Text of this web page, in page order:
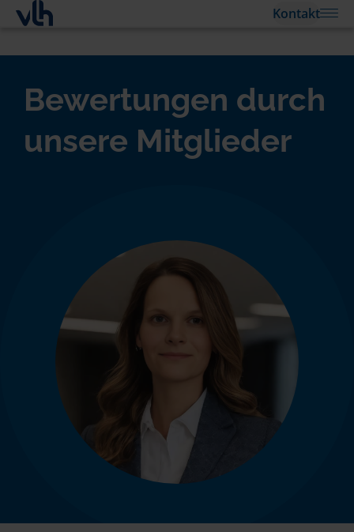
Kontakt
Bewertungen durch
unsere Mitglieder